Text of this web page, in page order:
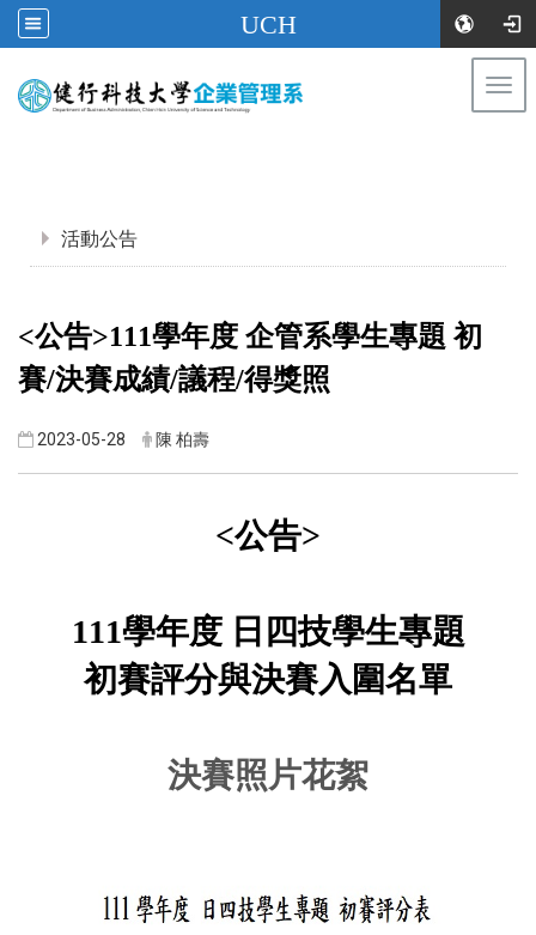
UCH
活動公告
<公告>111學年度 企管系學生專題 初
賽/決賽成績/議程/得獎照
2023-05-28 陳 柏壽
<公告>
111學年度 日四技學生專題
初賽評分與決賽入圍名單
決賽照片花絮